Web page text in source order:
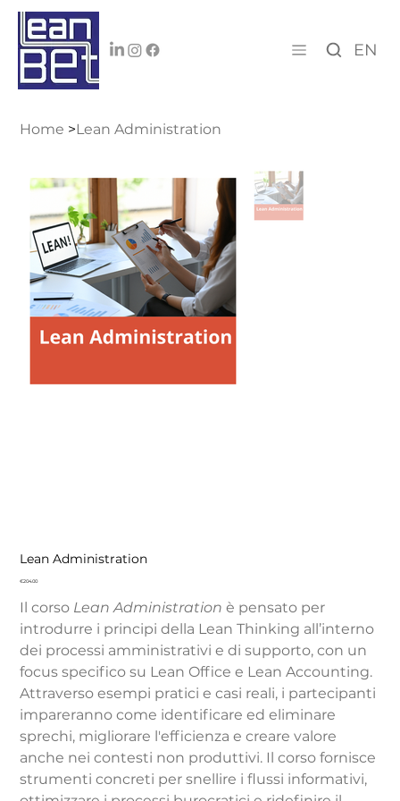
EN
Home >Lean Administration
Lean Administration
Price
€204.00
Il corso Lean Administration è pensato per
introdurre i principi della Lean Thinking all’interno
dei processi amministrativi e di supporto, con un
focus specifico su Lean Office e Lean Accounting.
Attraverso esempi pratici e casi reali, i partecipanti
impareranno come identificare ed eliminare
sprechi, migliorare l'efficienza e creare valore
anche nei contesti non produttivi. Il corso fornisce
strumenti concreti per snellire i flussi informativi,